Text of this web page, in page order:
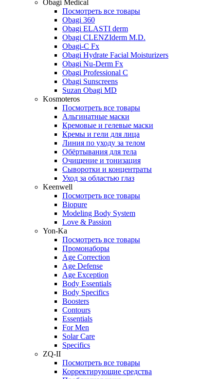
Obagi Medical
Посмотреть все товары
Obagi 360
Obagi ELASTI derm
Obagi CLENZIderm M.D.
Obagi-C Fx
Obagi Hydrate Facial Moisturizers
Obagi Nu-Derm Fx
Obagi Professional C
Obagi Sunscreens
Suzan Obagi MD
Kosmoteros
Посмотреть все товары
Альгинатные маски
Кремовые и гелевые маски
Кремы и гели для лица
Линия по уходу за телом
Обёртывания для тела
Очищение и тонизация
Сыворотки и концентраты
Уход за областью глаз
Keenwell
Посмотреть все товары
Biopure
Modeling Body System
Love & Passion
Yon-Ka
Посмотреть все товары
Промонаборы
Age Correction
Age Defense
Age Exception
Body Essentials
Body Specifics
Boosters
Contours
Essentials
For Men
Solar Care
Specifics
ZQ-II
Посмотреть все товары
Корректирующие средства